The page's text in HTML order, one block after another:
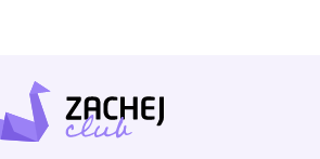
slovenské hranice.V druhom zborníku
poviedok a audiopoviedok od Prešporského
divadla sa môžete tešiť na prvotriednych